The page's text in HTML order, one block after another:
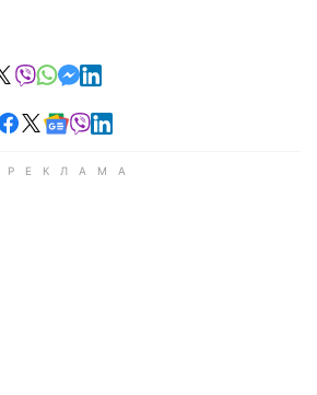
у Telegram
у Facebook
поділитись у X
відправити у Viber
відправити у Whatsapp
відправити у Messenger
відправити у LinkedIn
у Telegram
Читайте у Facebook
Читайте у X
Читайте у Google news
Читайте у Viber
Читайте у LinkedIn